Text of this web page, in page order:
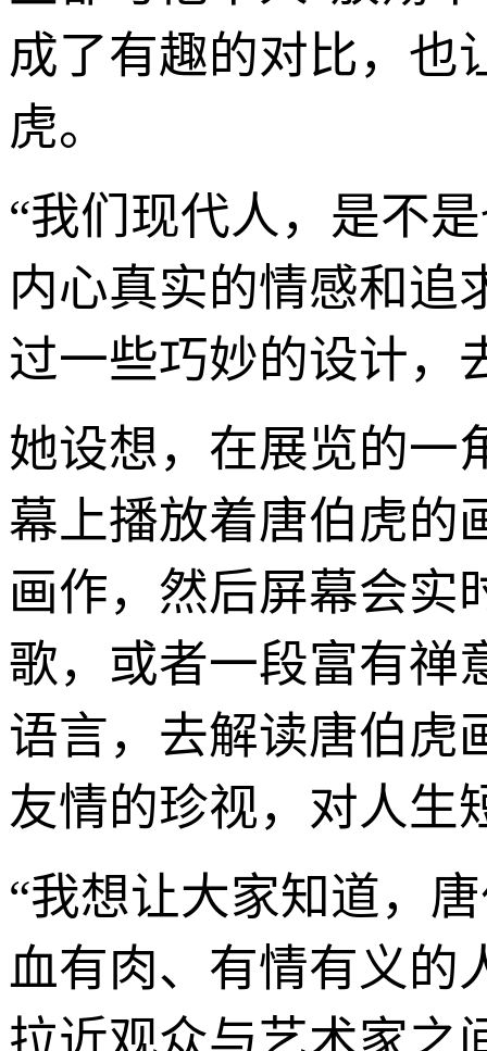
成了有趣的对比，也
虎。
“我们现代人，是不
内心真实的情感和追
过一些巧妙的设计，
她设想，在展览的一
幕上播放着唐伯虎的
画作，然后屏幕会实
歌，或者一段富有禅
语言，去解读唐伯虎
友情的珍视，对人生
“我想让大家知道，
血有肉、有情有义的